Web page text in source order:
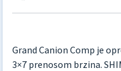
Grand Canion Comp je
3×7 prenosom brzina.